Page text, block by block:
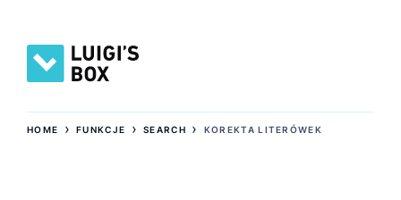
HOME ›FUNKCJE ›SEARCH › KOREKTA LITERÓWEK